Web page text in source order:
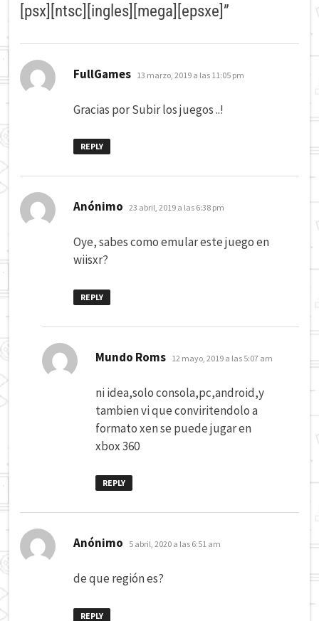
[psx][ntsc][ingles][mega][epsxe]”
FullGames dice:
13 marzo, 2019 a las 11:05 pm
Gracias por Subir los juegos ..!
REPLY
Anónimo dice:
23 abril, 2019 a las 6:38 pm
Oye, sabes como emular este juego en
wiisxr?
REPLY
Mundo Roms dice:
12 mayo, 2019 a las 5:07 am
ni idea,solo consola,pc,android,y
tambien vi que conviritendolo a
formato xen se puede jugar en
xbox 360
REPLY
Anónimo dice:
5 abril, 2020 a las 6:51 am
de que región es?
REPLY